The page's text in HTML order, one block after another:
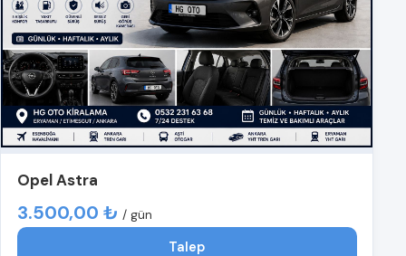
Opel Astra
3.500,00 ₺ / gün
Talep